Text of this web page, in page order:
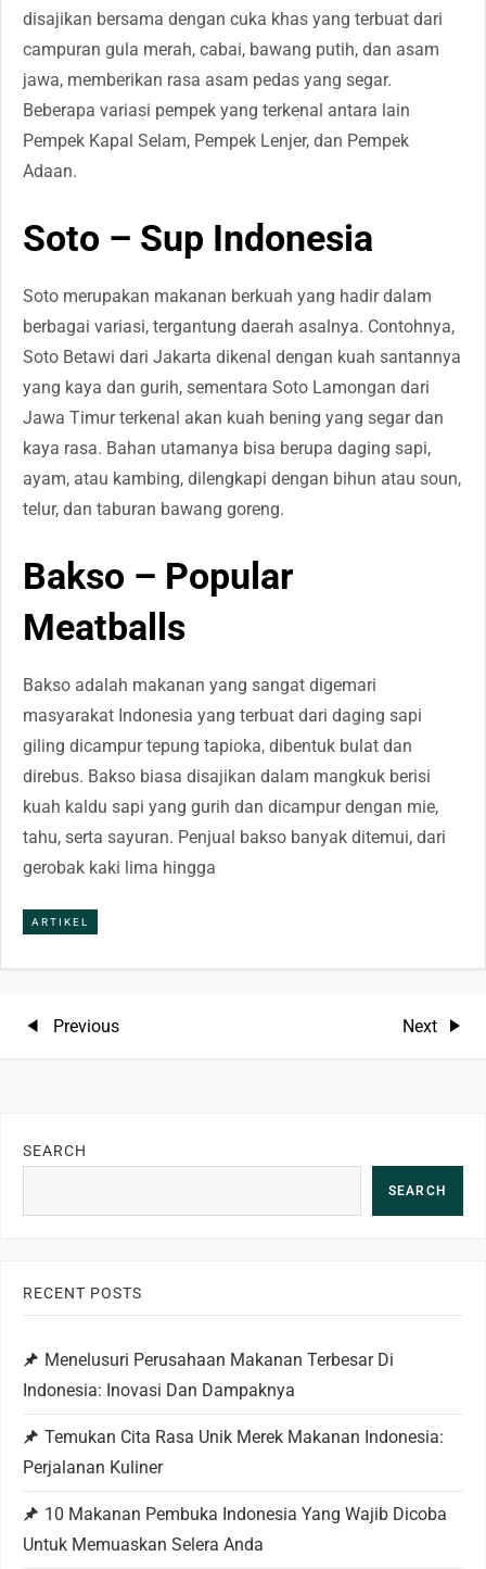
disajikan bersama dengan cuka khas yang terbuat dari
campuran gula merah, cabai, bawang putih, dan asam
jawa, memberikan rasa asam pedas yang segar.
Beberapa variasi pempek yang terkenal antara lain
Pempek Kapal Selam, Pempek Lenjer, dan Pempek
Adaan.
Soto – Sup Indonesia
Soto merupakan makanan berkuah yang hadir dalam
berbagai variasi, tergantung daerah asalnya. Contohnya,
Soto Betawi dari Jakarta dikenal dengan kuah santannya
yang kaya dan gurih, sementara Soto Lamongan dari
Jawa Timur terkenal akan kuah bening yang segar dan
kaya rasa. Bahan utamanya bisa berupa daging sapi,
ayam, atau kambing, dilengkapi dengan bihun atau soun,
telur, dan taburan bawang goreng.
Bakso – Popular
Meatballs
Bakso adalah makanan yang sangat digemari
masyarakat Indonesia yang terbuat dari daging sapi
giling dicampur tepung tapioka, dibentuk bulat dan
direbus. Bakso biasa disajikan dalam mangkuk berisi
kuah kaldu sapi yang gurih dan dicampur dengan mie,
tahu, serta sayuran. Penjual bakso banyak ditemui, dari
gerobak kaki lima hingga
ARTIKEL
P
s
a
v
i
g
a
t
Previous
Previous
Next
Next
SEARCH
SEARCH
RECENT POSTS
Menelusuri Perusahaan Makanan Terbesar Di
Indonesia: Inovasi Dan Dampaknya
Temukan Cita Rasa Unik Merek Makanan Indonesia:
Perjalanan Kuliner
10 Makanan Pembuka Indonesia Yang Wajib Dicoba
Untuk Memuaskan Selera Anda